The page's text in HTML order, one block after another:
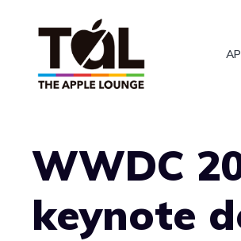
WWDC
keynote